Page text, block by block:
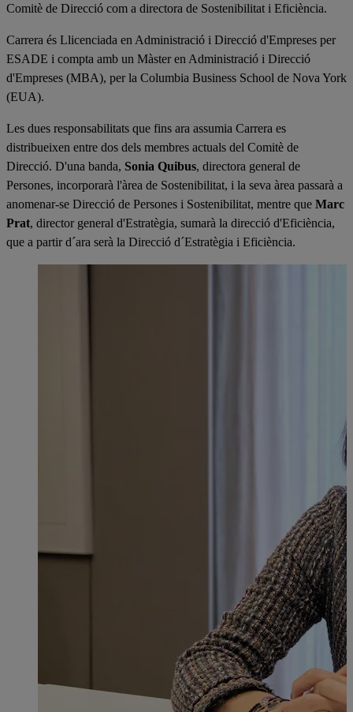
Comitè de Direcció com a directora de Sostenibilitat i Eficiència.
Carrera és Llicenciada en Administració i Direcció d'Empreses per
ESADE i compta amb un Màster en Administració i Direcció
d'Empreses (MBA), per la Columbia Business School de Nova York
(EUA).
Les dues responsabilitats que fins ara assumia Carrera es
distribueixen entre dos dels membres actuals del Comitè de
Direcció. D'una banda, Sonia Quibus, directora general de
Persones, incorporarà l'àrea de Sostenibilitat, i la seva àrea passarà a
anomenar-se Direcció de Persones i Sostenibilitat, mentre que Marc
Prat, director general d'Estratègia, sumarà la direcció d'Eficiència,
que a partir d´ara serà la Direcció d´Estratègia i Eficiència.